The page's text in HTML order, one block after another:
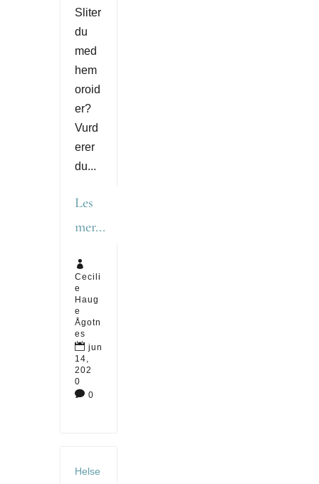
Sliter
du
med
hem
oroid
er?
Vurd
erer
du...
Les
mer...

Cecili
e
Haug
e
Ågotn
es
 jun
14,
202
0
 0
Helse